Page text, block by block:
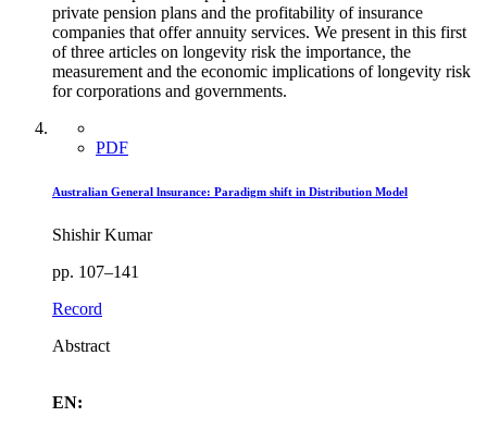
private pension plans and the profitability of insurance
companies that offer annuity services. We present in this first
of three articles on longevity risk the importance, the
measurement and the economic implications of longevity risk
for corporations and governments.
PDF
Australian General lnsurance: Paradigm shift in Distribution Model
Shishir Kumar
pp. 107–141
Record
Abstract
EN: